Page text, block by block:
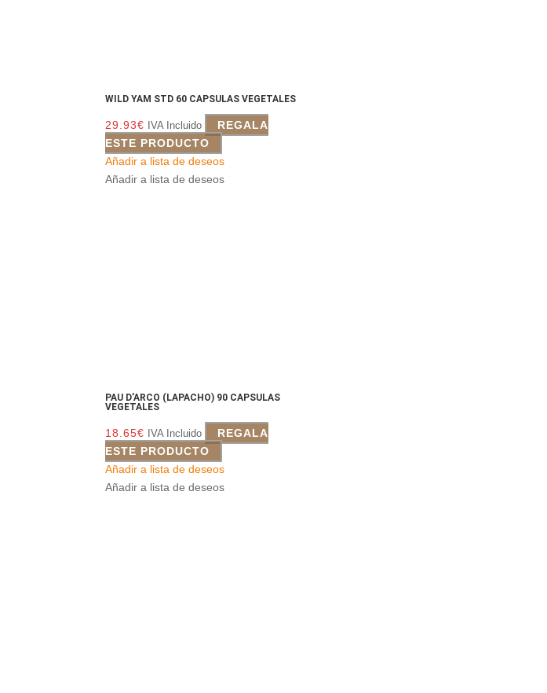
WILD YAM STD 60 CAPSULAS VEGETALES
29.93€ IVA Incluido
REGALA
ESTE PRODUCTO
Añadir a lista de deseos
Añadir a lista de deseos
PAU D’ARCO (LAPACHO) 90 CAPSULAS
VEGETALES
18.65€ IVA Incluido
REGALA
ESTE PRODUCTO
Añadir a lista de deseos
Añadir a lista de deseos